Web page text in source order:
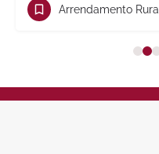
Arrendamento Rural